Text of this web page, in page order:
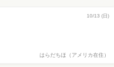
10/13 (日)
はらだちほ（アメリカ在住）